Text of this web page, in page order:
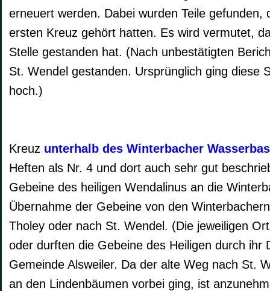
erneuert werden. Dabei wurden Teile gefunden,
ersten Kreuz gehört hatten. Es wird vermutet,
Stelle gestanden hat. (Nach unbestätigten
St. Wendel gestanden. Ursprünglich ging diese
hoch.)
Kreuz unterhalb des Winterbacher
Heften als Nr. 4 und dort auch sehr gut
Gebeine des heiligen Wendalinus an die
Übernahme der Gebeine von den
Tholey oder nach St. Wendel. (Die jeweiligen
oder durften die Gebeine des Heiligen durch ihr
Gemeinde Alsweiler. Da der alte Weg nach St.
an den Lindenbäumen vorbei ging, ist